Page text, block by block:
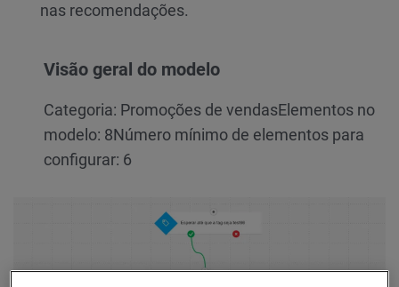
nas recomendações.
Visão geral do modelo
Categoria: Promoções de vendasElementos no
modelo: 8Número mínimo de elementos para
configurar: 6